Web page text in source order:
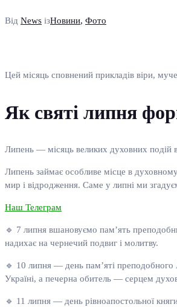
Від News ізНовини, Фото
Цей місяць сповнений прикладів віри,
Як святі липня
Липень — місяць великих духовних подій
Липень займає особливе місце в
мир і відродження. Саме у липні ми
Наш Телеграм
🔹 7 липня вшановуємо пам’ять
надихає на чернечий подвиг і молитву.
🔹 10 липня — день пам’яті преподобного
Україні, а печерна обитель — серцем
🔹 11 липня — день рівноапостольної